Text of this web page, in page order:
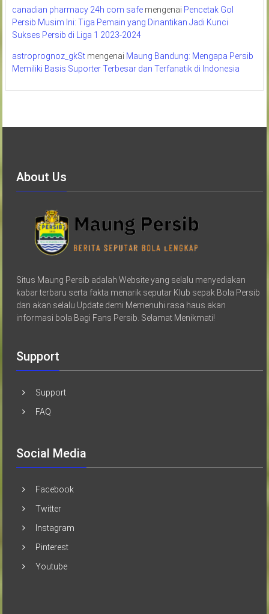
canadian pharmacy 24h com safemengenai Pencetak Gol
Persib Musim Ini: Tiga Pemain yang Dinantikan Jadi Kunci
Sukses Persib di Liga 1 2023-2024
astroprognoz_gkStmengenai Maung Bandung: Mengapa Persib
Memiliki Basis Suporter Terbesar dan Terfanatik di Indonesia
About Us
Situs Maung Persib adalah Website yang selalu menyediakan
kabar terbaru serta fakta menarik seputar Klub sepak Bola Persib
dan akan selalu Update demi Memenuhi rasa haus akan
informasi bola Bagi Fans Persib. Selamat Menikmati!
Support
Support
FAQ
Social Media
Facebook
Twitter
Instagram
Pinterest
Youtube